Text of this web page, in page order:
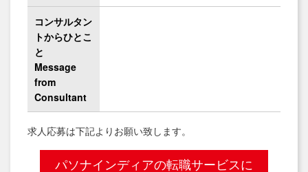
コンサルタン
トからひとこ
と
Message
from
Consultant
求人応募は下記よりお願い致します。
パソナインディアの転職サービスに